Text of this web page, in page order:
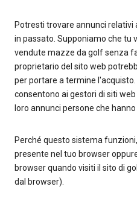
Potresti trovare annunci
in passato. Supponiamo che tu
vendute mazze da golf senza
proprietario del sito web
per portare a termine
consentono ai gestori di siti
loro annunci persone che
Perché questo sistema
presente nel tuo browser
browser quando visiti il sito di
dal browser).